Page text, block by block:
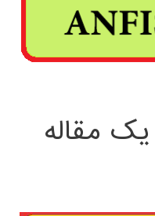
مقاله